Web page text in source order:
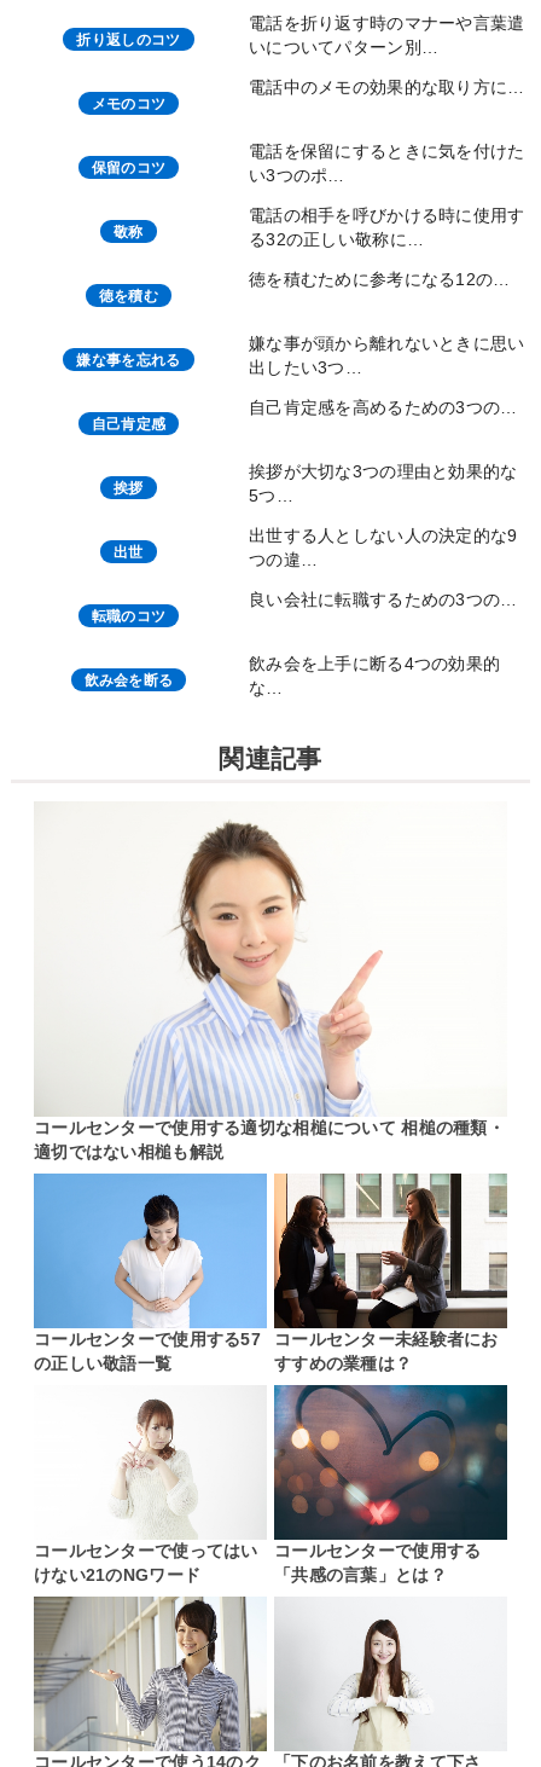
折り返しのコツ
電話を折り返す時のマナーや言葉遣
いについてパターン別…
メモのコツ
電話中のメモの効果的な取り方に…
保留のコツ
電話を保留にするときに気を付けた
い3つのポ…
敬称
電話の相手を呼びかける時に使用す
る32の正しい敬称に…
徳を積む
徳を積むために参考になる12の…
嫌な事を忘れる
嫌な事が頭から離れないときに思い
出したい3つ…
自己肯定感
自己肯定感を高めるための3つの…
挨拶
挨拶が大切な3つの理由と効果的な
5つ…
出世
出世する人としない人の決定的な9
つの違…
転職のコツ
良い会社に転職するための3つの…
飲み会を断る
飲み会を上手に断る4つの効果的
な…
関連記事
コールセンターで使用する適切な相槌について 相槌の種類・
適切ではない相槌も解説
コールセンターで使用する57
の正しい敬語一覧
コールセンター未経験者にお
すすめの業種は？
コールセンターで使ってはい
けない21のNGワード
コールセンターで使用する
「共感の言葉」とは？
コールセンターで使う14のク 「下のお名前を教えて下さ